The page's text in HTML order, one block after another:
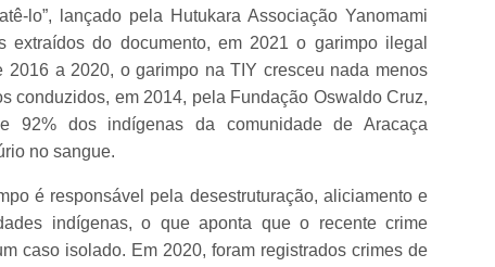
lo”, lançado pela Hutukara Associação Yanomami
do documento, em 2021 o garimpo ilegal
a 2020, o garimpo na TIY cresceu nada menos
conduzidos, em 2014, pela Fundação Oswaldo Cruz,
92% dos indígenas da comunidade de Aracaça
no sangue.
é responsável pela desestruturação, aliciamento e
indígenas, o que aponta que o recente crime
caso isolado. Em 2020, foram registrados crimes de